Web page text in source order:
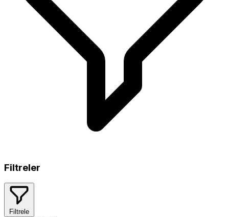
Filtreler
Filtrele